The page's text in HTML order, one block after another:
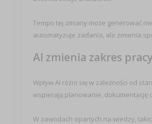
Tempo tej zmiany może generować
automatyzuje zadania, ale zmienia
AI zmienia zakres
Wpływ AI różni się w zależności od
wspierają planowanie, dokumentację
W zawodach opartych na wiedzy,